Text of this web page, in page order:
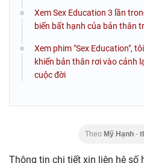
Xem Sex Education 3 lần
biến bất hạnh của bản thân
Xem phim "Sex Education",
khiến bản thân rơi vào cảnh
cuộc đời
Theo Mỹ Hạnh -
Thông tin chi tiết xin liên hệ số